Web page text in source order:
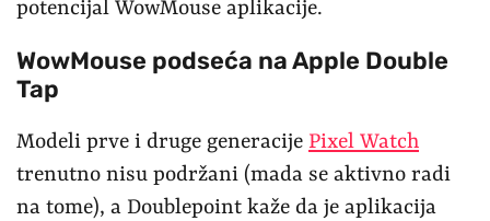
potencijal WowMouse aplikacije.
WowMouse podseća na Apple Double
Tap
Modeli prve i druge generacije Pixel Watch
trenutno nisu podržani (mada se aktivno radi
na tome), a Doublepoint kaže da je aplikacija